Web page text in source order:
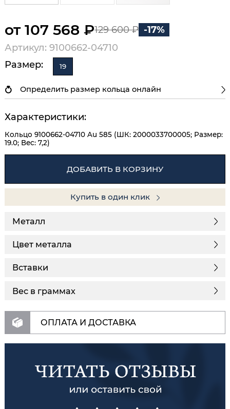
от 107 568 ₽129 600 ₽ -17%
Артикул: 9100662-04710
Размер:
19
Определить размер кольца онлайн
Характеристики:
Кольцо 9100662-04710 Au 585 (ШК: 2000033700005; Размер:
19.0; Вес: 7,2)
ДОБАВИТЬ В КОРЗИНУ
Купить в один клик
Металл
Цвет металла
Вставки
Вес в граммах
ОПЛАТА И ДОСТАВКА